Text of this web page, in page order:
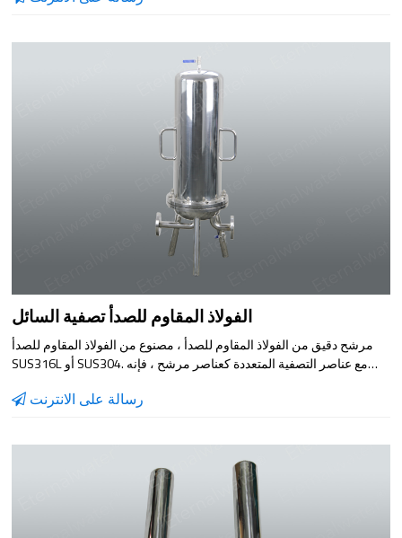
الفولاذ المقاوم للصدأ تصفية السائل
مرشح دقيق من الفولاذ المقاوم للصدأ ، مصنوع من الفولاذ المقاوم للصدأ
SUS316L أو SUS304. مع عناصر التصفية المتعددة كعناصر مرشح ، فإنه
ومقاومة الأحماض والقلويات ، ومقاومة التآكل ، والتنظيف المريح. من أجل
مضخة الضغط العالي وغشاء التناضح العكسي ، يتم عادةً تثبيت مرشح أمان
من نوع المرشح قبل يدخل ماء التناضح العكسي إلى الماء. إنها معدات
ترشيح مثالية للطب الحيوي والبيرة والمشروبات والصناعات الكيماوية
ومعالجة المياه والصناعات الأخرى
رسالة على الانترنت